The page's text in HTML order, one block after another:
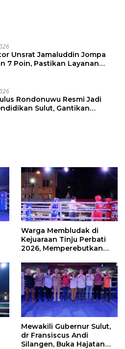
Unsrat Jamaluddin Jompa
7 Poin, Pastikan Layanan
Rondonuwu Resmi Jadi
Sulut, Gantikan
Warga Membludak di
Kejuaraan Tinju Perbati
2026, Memperebutkan
Mewakili Gubernur Sulut,
dr Fransiscus Andi
Silangen, Buka Hajatan